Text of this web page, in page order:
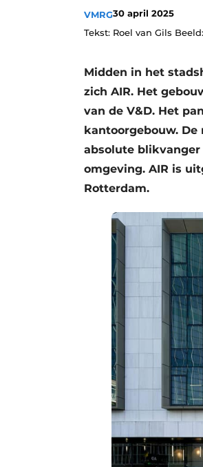
Privacy /
Vacature
Video’s
VMRG30 april 2025
Tekst: Roel van Gils
Midden in het
zich AIR. Het
van de V&D. Het
kantoorgebouw. De
absolute
omgeving. AIR is
Rotterdam.